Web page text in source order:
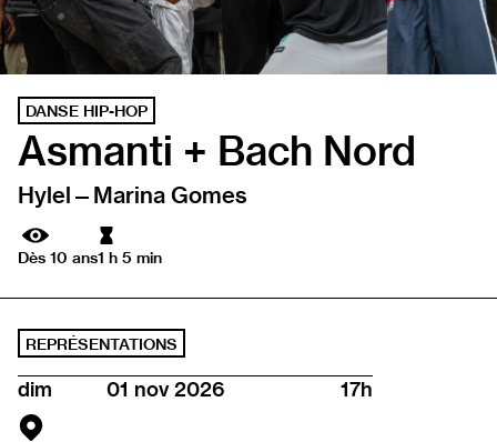
DANSE HIP-HOP
Asmanti + Bach Nord
Hylel—Marina Gomes
Dès 10 ansDurée
1 h 5 min
REPRÉSENTATIONS
dim 01 nov 2026 17h